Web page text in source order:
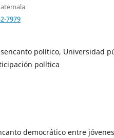
7979
político, Universidad
política
democrático entre jóvenes